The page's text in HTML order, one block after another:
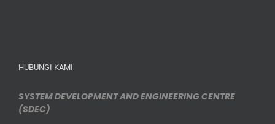
HUBUNGI KAMI
SYSTEM DEVELOPMENT AND ENGINEERING CENTRE
(SDEC)